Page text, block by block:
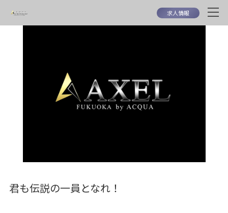
求人情報
君も伝説の一員となれ！